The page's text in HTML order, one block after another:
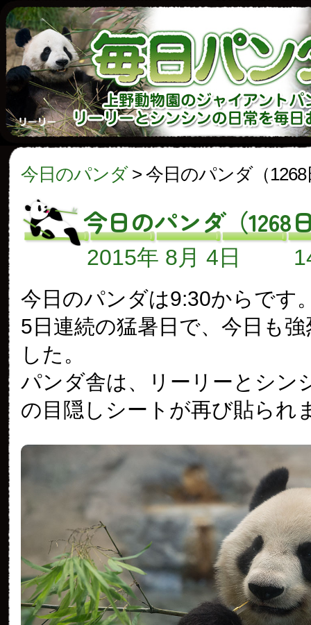
今日のパンダ> 今日のパンダ（1268
今日のパンダ（1268
2015年 8月 4日
今日のパンダは9:30からです
5日連続の猛暑日で、今日も
した。
パンダ舎は、リーリーとシン
の目隠しシートが再び貼られ